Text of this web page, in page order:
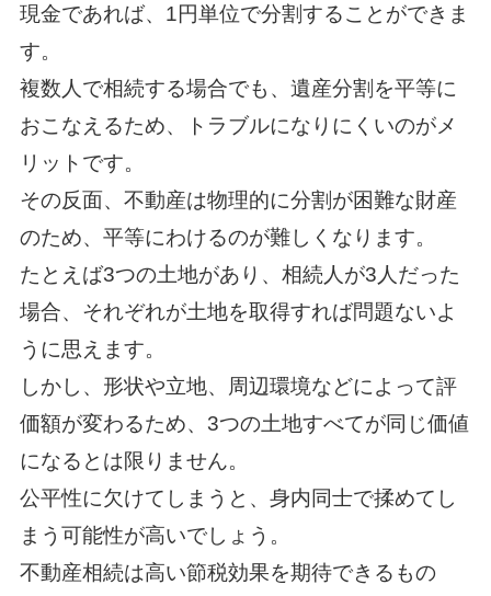
現金であれば、1円単位で分割することができま
す。
複数人で相続する場合でも、遺産分割を平等に
おこなえるため、トラブルになりにくいのがメ
リットです。
その反面、不動産は物理的に分割が困難な財産
のため、平等にわけるのが難しくなります。
たとえば3つの土地があり、相続人が3人だった
場合、それぞれが土地を取得すれば問題ないよ
うに思えます。
しかし、形状や立地、周辺環境などによって評
価額が変わるため、3つの土地すべてが同じ価値
になるとは限りません。
公平性に欠けてしまうと、身内同士で揉めてし
まう可能性が高いでしょう。
不動産相続は高い節税効果を期待できるもの